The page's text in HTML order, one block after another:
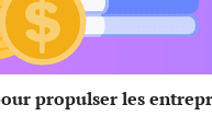
propulser les